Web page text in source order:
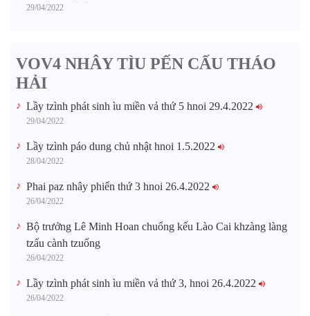
29/04/2022
VOV4 NHÂY TÌU PẾN CẤU THÁO
HẢI
Lầy tzình phát sinh ìu miền vả thứ 5 hnoi 29.4.2022
29/04/2022
Lầy tzình páo dung chủ nhật hnoi 1.5.2022
28/04/2022
Phai paz nhây phiến thứ 3 hnoi 26.4.2022
26/04/2022
Bộ trưởng Lê Minh Hoan chuổng kếu Lào Cai khzàng làng
tzấu cành tzuống​
26/04/2022
Lầy tzình phát sinh ìu miền vả thứ 3, hnoi 26.4.2022
26/04/2022